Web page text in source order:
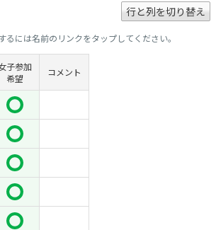
行と列を切り替え
るには名前のリンクをタップしてください。
子参加
希望
コメント